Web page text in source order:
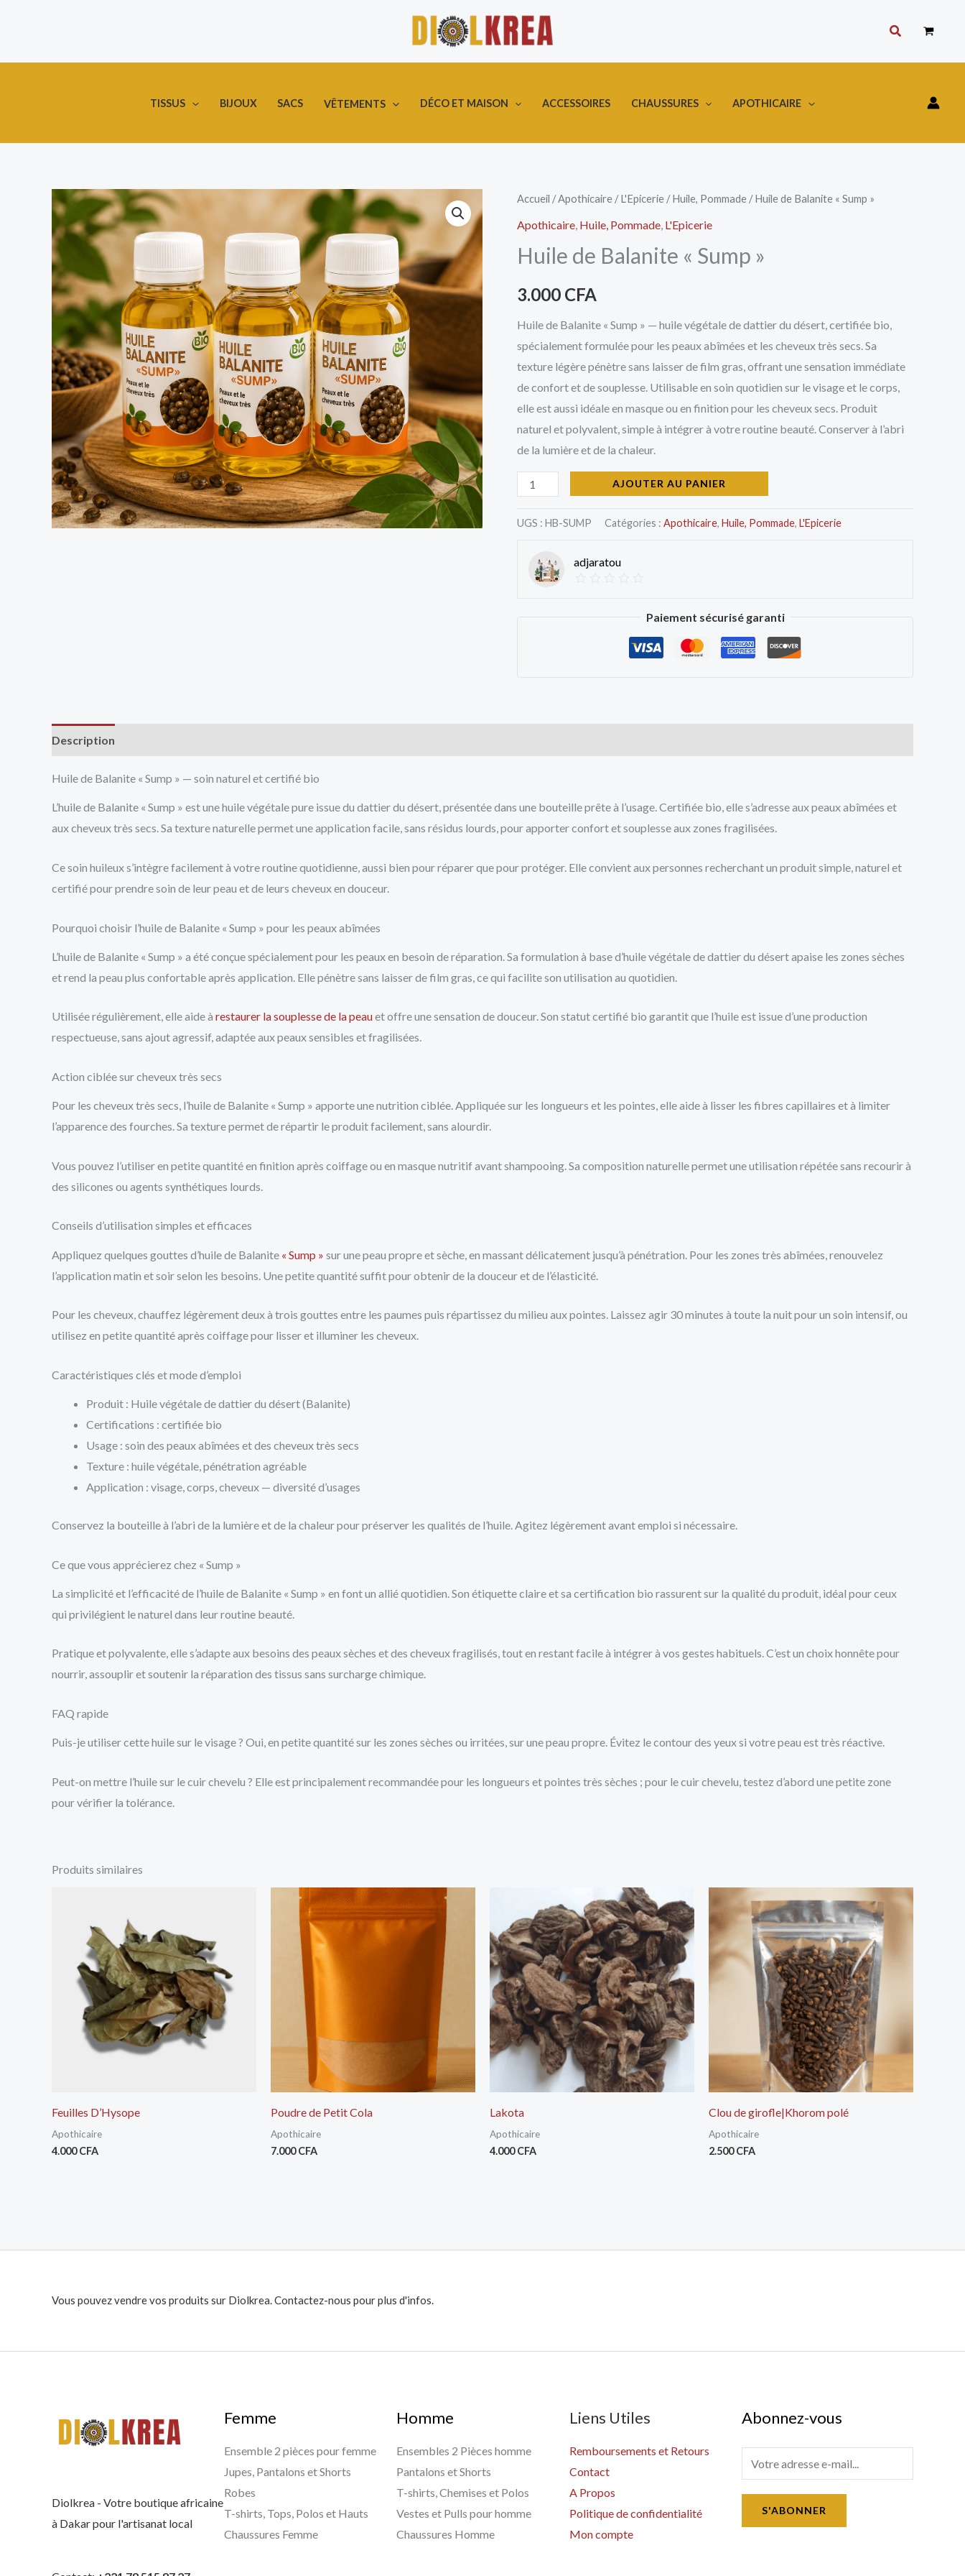
Rechercher
TISSUS BIJOUX SACS VÊTEMENTS DÉCO ET MAISON ACCESSOIRES CHAUSSURES APOTHICAIRE
Accueil /Apothicaire /L'Epicerie /Huile, Pommade / Huile de Balanite « Sump »
Apothicaire Huile, Pommade L'Epicerie
Huile de Balanite « Sump »
3.000 CFA
Huile de Balanite « Sump » — huile végétale de dattier du désert, certifiée bio,
spécialement formulée pour les peaux abîmées et les cheveux très secs. Sa
texture légère pénètre sans laisser de film gras, offrant une sensation immédiate
de confort et de souplesse. Utilisable en soin quotidien sur le visage et le corps,
elle est aussi idéale en masque ou en finition pour les cheveux secs. Produit
naturel et polyvalent, simple à intégrer à votre routine beauté. Conserver à l’abri
de la lumière et de la chaleur.
quantité
de
de
«
Sump
»
AJOUTER AU PANIER
UGS : HB-SUMP Catégories : Apothicaire, Huile, Pommade, L'Epicerie
adjaratou
Paiement sécurisé garanti
Description
Huile de Balanite « Sump » — soin naturel et certifié bio
L’huile de Balanite « Sump » est une huile végétale pure issue du dattier du désert, présentée dans une bouteille prête à l’usage. Certifiée bio, elle s’adresse aux peaux abîmées et
aux cheveux très secs. Sa texture naturelle permet une application facile, sans résidus lourds, pour apporter confort et souplesse aux zones fragilisées.
Ce soin huileux s’intègre facilement à votre routine quotidienne, aussi bien pour réparer que pour protéger. Elle convient aux personnes recherchant un produit simple, naturel et
certifié pour prendre soin de leur peau et de leurs cheveux en douceur.
Pourquoi choisir l’huile de Balanite « Sump » pour les peaux abîmées
L’huile de Balanite « Sump » a été conçue spécialement pour les peaux en besoin de réparation. Sa formulation à base d’huile végétale de dattier du désert apaise les zones sèches
et rend la peau plus confortable après application. Elle pénètre sans laisser de film gras, ce qui facilite son utilisation au quotidien.
Utilisée régulièrement, elle aide à restaurer la souplesse de la peauet offre une sensation de douceur. Son statut certifié bio garantit que l’huile est issue d’une production
respectueuse, sans ajout agressif, adaptée aux peaux sensibles et fragilisées.
Action ciblée sur cheveux très secs
Pour les cheveux très secs, l’huile de Balanite « Sump » apporte une nutrition ciblée. Appliquée sur les longueurs et les pointes, elle aide à lisser les fibres capillaires et à limiter
l’apparence des fourches. Sa texture permet de répartir le produit facilement, sans alourdir.
Vous pouvez l’utiliser en petite quantité en finition après coiffage ou en masque nutritif avant shampooing. Sa composition naturelle permet une utilisation répétée sans recourir à
des silicones ou agents synthétiques lourds.
Conseils d’utilisation simples et efficaces
Appliquez quelques gouttes d’huile de Balanite « Sump » sur une peau propre et sèche, en massant délicatement jusqu’à pénétration. Pour les zones très abîmées, renouvelez
l’application matin et soir selon les besoins. Une petite quantité suffit pour obtenir de la douceur et de l’élasticité.
Pour les cheveux, chauffez légèrement deux à trois gouttes entre les paumes puis répartissez du milieu aux pointes. Laissez agir 30 minutes à toute la nuit pour un soin intensif, ou
utilisez en petite quantité après coiffage pour lisser et illuminer les cheveux.
Caractéristiques clés et mode d’emploi
Produit : Huile végétale de dattier du désert (Balanite)
Certifications : certifiée bio
Usage : soin des peaux abîmées et des cheveux très secs
Texture : huile végétale, pénétration agréable
Application : visage, corps, cheveux — diversité d’usages
Conservez la bouteille à l’abri de la lumière et de la chaleur pour préserver les qualités de l’huile. Agitez légèrement avant emploi si nécessaire.
Ce que vous apprécierez chez « Sump »
La simplicité et l’efficacité de l’huile de Balanite « Sump » en font un allié quotidien. Son étiquette claire et sa certification bio rassurent sur la qualité du produit, idéal pour ceux
qui privilégient le naturel dans leur routine beauté.
Pratique et polyvalente, elle s’adapte aux besoins des peaux sèches et des cheveux fragilisés, tout en restant facile à intégrer à vos gestes habituels. C’est un choix honnête pour
nourrir, assouplir et soutenir la réparation des tissus sans surcharge chimique.
FAQ rapide
Puis-je utiliser cette huile sur le visage ? Oui, en petite quantité sur les zones sèches ou irritées, sur une peau propre. Évitez le contour des yeux si votre peau est très réactive.
Peut-on mettre l’huile sur le cuir chevelu ? Elle est principalement recommandée pour les longueurs et pointes très sèches ; pour le cuir chevelu, testez d’abord une petite zone
pour vérifier la tolérance.
Produits similaires
Feuilles D’Hysope
Apothicaire
4.000CFA
Poudre de Petit Cola
Apothicaire
7.000CFA
Lakota
Apothicaire
4.000CFA
Clou de girofle|Khorom polé
Apothicaire
2.500CFA
Vous pouvez vendre vos produits sur Diolkrea. Contactez-nous pour plus d'infos.
Diolkrea - Votre boutique africaine
à Dakar pour l'artisanat local
Femme
Ensemble 2 pièces pour femme
Jupes, Pantalons et Shorts
Robes
T-shirts, Tops, Polos et Hauts
Chaussures Femme
Homme
Ensembles 2 Pièces homme
Pantalons et Shorts
T-shirts, Chemises et Polos
Vestes et Pulls pour homme
Chaussures Homme
Liens Utiles
Remboursements et Retours
Contact
A Propos
Politique de confidentialité
Mon compte
Abonnez-vous
m
a
S'ABONNER